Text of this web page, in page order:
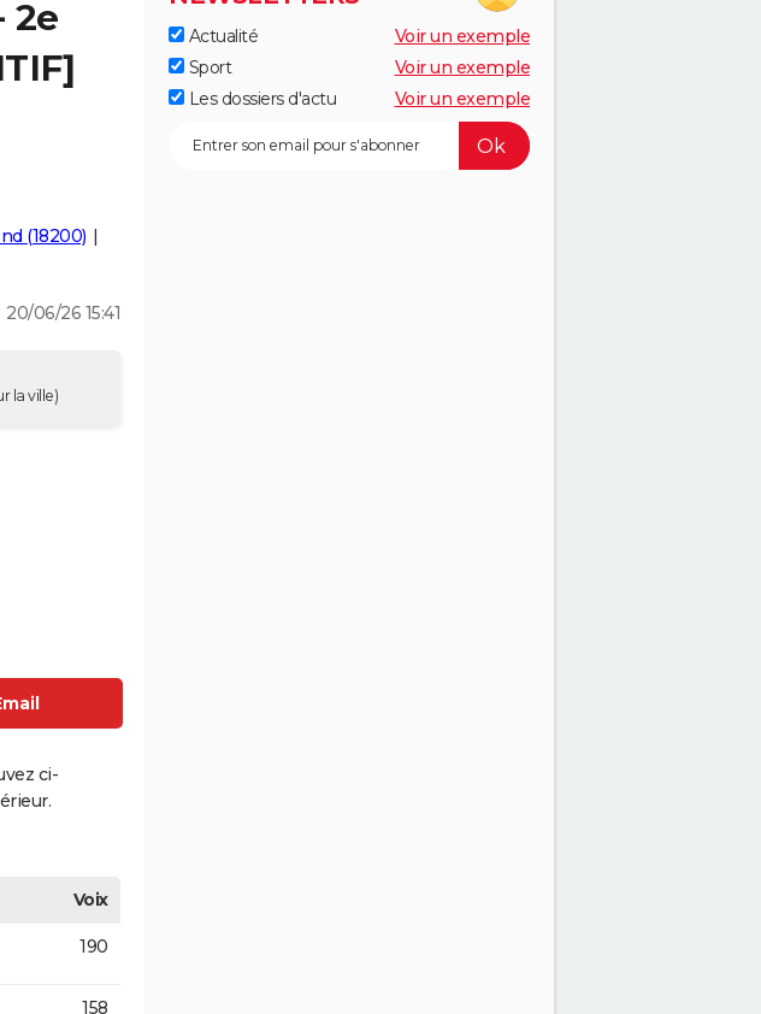
2e
(18200)
20/06/26 15:41
la ville)
ci-
Voix
190
158
Actualité
Voir un exemple
Sport
Voir un exemple
Les dossiers d'actu
Voir un exemple